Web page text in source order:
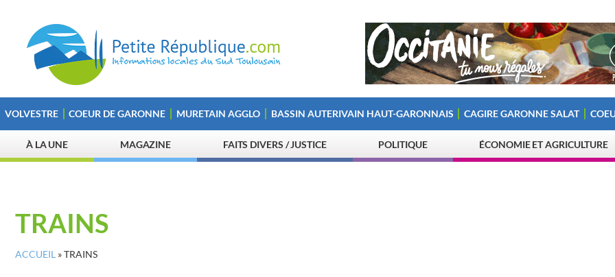
VOLVESTRE COEUR DE GARONNE MURETAIN AGGLO BASSIN AUTERIVAIN HAUT-GARONNAIS CAGIRE GARONNE SALAT
À LA UNE MAGAZINE FAITS DIVERS / JUSTICE POLITIQUE ÉCONOMIE ET AGRICULTURE
TRAINS
ACCUEIL »TRAINS